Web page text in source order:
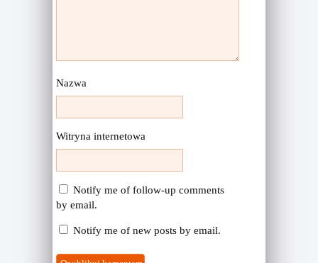
Nazwa
Witryna internetowa
Notify me of follow-up comments
by email.
Notify me of new posts by email.